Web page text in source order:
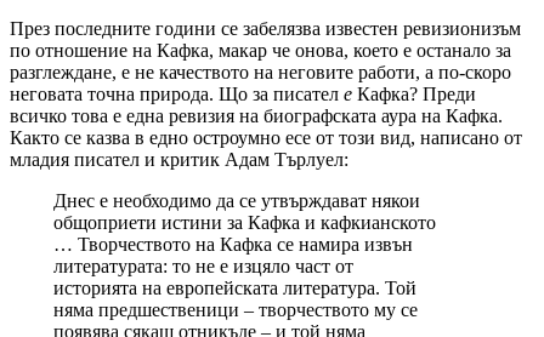
През последните години се забелязва известен ревизионизъм
по отношение на Кафка, макар че онова, което е останало за
разглеждане, е не качеството на неговите работи, а по-скоро
неговата точна природа. Що за писател е Кафка? Преди
всичко това е една ревизия на биографската аура на Кафка.
Както се казва в едно остроумно есе от този вид, написано от
младия писател и критик Адам Търлуел:
Днес е необходимо да се утвърждават някои
общоприети истини за Кафка и кафкианското
… Творчеството на Кафка се намира извън
литературата: то не е изцяло част от
историята на европейската литература. Той
няма предшественици – творчеството му се
появява сякаш отникъде – и той няма